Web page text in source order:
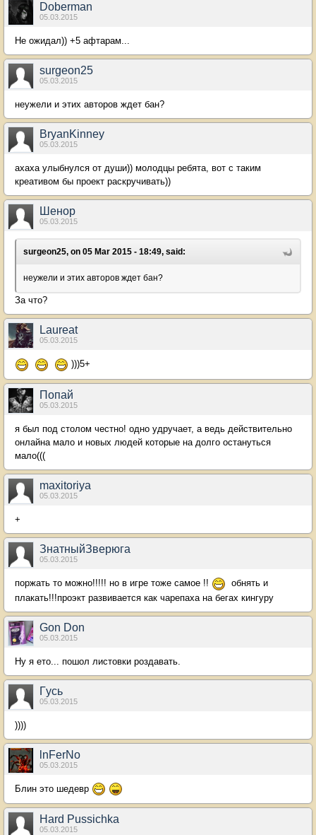
Doberman
05.03.2015
Не ожидал)) +5 афтарам...
surgeon25
05.03.2015
неужели и этих авторов ждет бан?
BryanKinney
05.03.2015
ахаха улыбнулся от души)) молодцы ребята, вот с таким
креативом бы проект раскручивать))
Шенор
05.03.2015
surgeon25, on 05 Mar 2015 - 18:49, said:
неужели и этих авторов ждет бан?
За что?
Laureat
05.03.2015
)))5+
Попай
05.03.2015
я был под столом честно! одно удручает, а ведь действительно
онлайна мало и новых людей которые на долго остануться
мало(((
maxitoriya
05.03.2015
+
ЗнатныйЗверюга
05.03.2015
поржать то можно!!!!! но в игре тоже самое !!
обнять и
плакать!!!проэкт развивается как чарепаха на бегах кингуру
Gon Don
05.03.2015
Ну я ето... пошол листовки роздавать.
Гycь
05.03.2015
))))
lnFerNo
05.03.2015
Блин это шедевр
Hard Pussichka
05.03.2015